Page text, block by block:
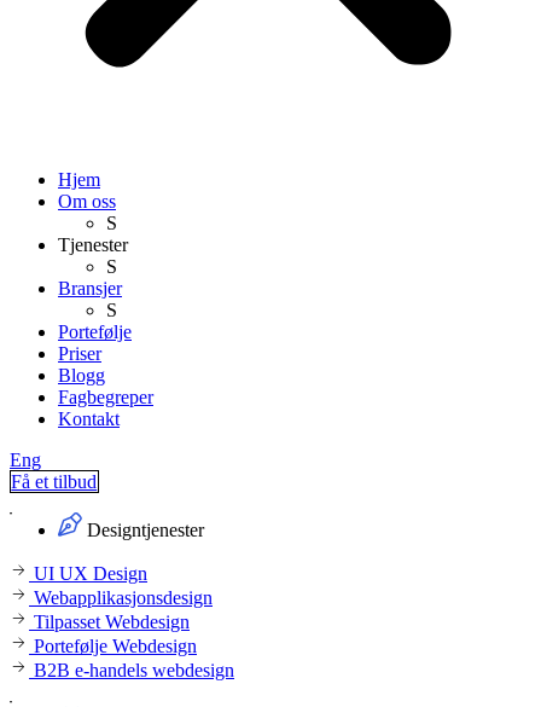
Hjem
Om oss
S
Tjenester
S
Bransjer
S
Portefølje
Priser
Blogg
Fagbegreper
Kontakt
Eng
Få et tilbud
Designtjenester
UI UX Design
Webapplikasjonsdesign
Tilpasset Webdesign
Portefølje Webdesign
B2B e-handels webdesign